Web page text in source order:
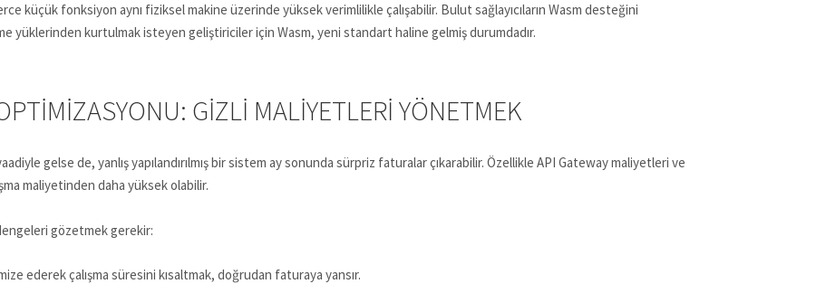
küçük fonksiyon aynı fiziksel makine üzerinde yüksek verimlilikle çalışabilir. Bulut sağlayıcıların Wasm desteğini
yüklerinden kurtulmak isteyen geliştiriciler için Wasm, yeni standart haline gelmiş durumdadır.
GIZLI MALIYETLERI YÖNETMEK
gelse de, yanlış yapılandırılmış bir sistem ay sonunda sürpriz faturalar çıkarabilir. Özellikle API Gateway maliyetleri ve
maliyetinden daha yüksek olabilir.
gözetmek gerekir:
ederek çalışma süresini kısaltmak, doğrudan faturaya yansır.